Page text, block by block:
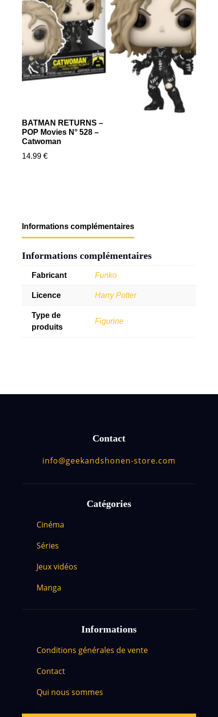
BATMAN RETURNS –
POP Movies N° 528 –
Catwoman
14.99 €
Informations complémentaires
Informations complémentaires
Fabricant Funko
Licence Harry Potter
Type de
produits
Figurine
Contact
info@geekandshonen-store.com
Catégories
Cinéma
Séries
Jeux vidéos
Manga
Informations
Conditions générales de vente
Contact
Qui nous sommes